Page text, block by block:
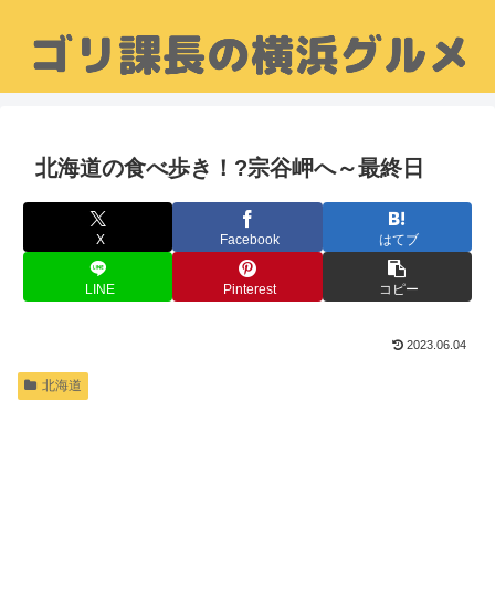
北海道の食べ歩き！?宗谷岬へ～最終日
X Facebook はてブ
LINE Pinterest コピー
2023.06.04
北海道